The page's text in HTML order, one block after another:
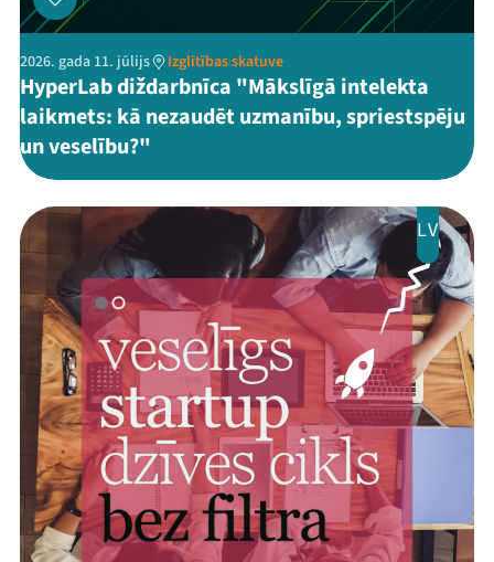
2026. gada 11. jūlijs Izglītības skatuve
HyperLab diždarbnīca "Mākslīgā intelekta
laikmets: kā nezaudēt uzmanību, spriestspēju
un veselību?"
LV